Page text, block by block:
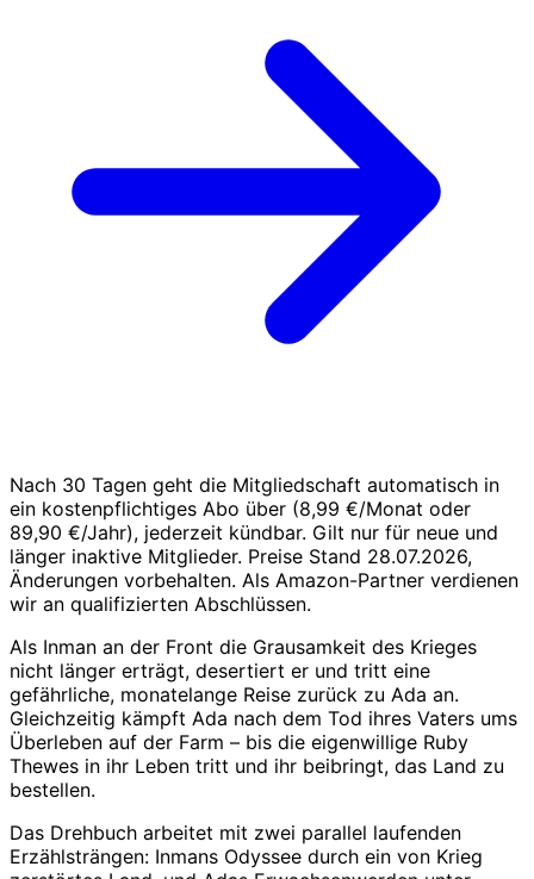
Nach 30 Tagen geht die Mitgliedschaft automatisch in
ein kostenpflichtiges Abo über (8,99 €/Monat oder
89,90 €/Jahr), jederzeit kündbar. Gilt nur für neue und
länger inaktive Mitglieder. Preise Stand 28.07.2026,
Änderungen vorbehalten. Als Amazon-Partner verdienen
wir an qualifizierten Abschlüssen.
Als Inman an der Front die Grausamkeit des Krieges
nicht länger erträgt, desertiert er und tritt eine
gefährliche, monatelange Reise zurück zu Ada an.
Gleichzeitig kämpft Ada nach dem Tod ihres Vaters ums
Überleben auf der Farm – bis die eigenwillige Ruby
Thewes in ihr Leben tritt und ihr beibringt, das Land zu
bestellen.
Das Drehbuch arbeitet mit zwei parallel laufenden
Erzählsträngen: Inmans Odyssee durch ein von Krieg